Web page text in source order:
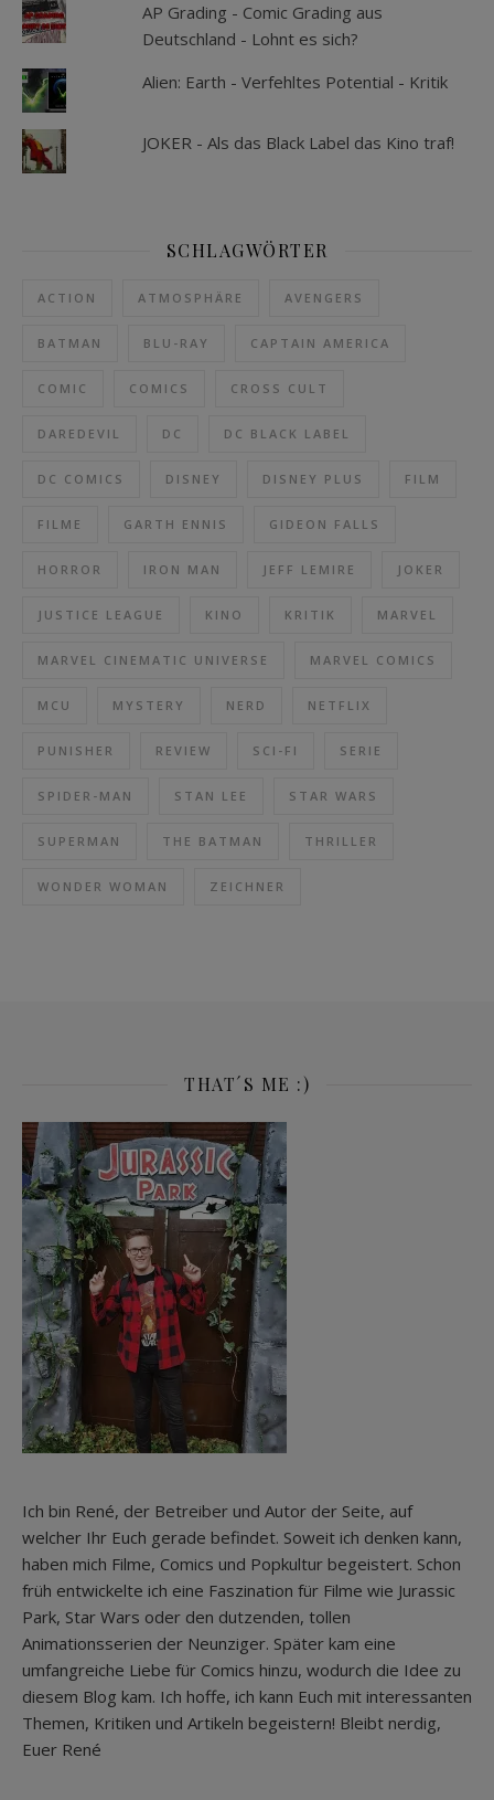
AP Grading - Comic Grading aus
Deutschland - Lohnt es sich?
Alien: Earth - Verfehltes Potential - Kritik
JOKER - Als das Black Label das Kino traf!
SCHLAGWÖRTER
ACTION ATMOSPHÄRE AVENGERS
BATMAN BLU-RAY CAPTAIN AMERICA
COMIC COMICS CROSS CULT
DAREDEVIL DC DC BLACK LABEL
DC COMICS DISNEY DISNEY PLUS FILM
FILME GARTH ENNIS GIDEON FALLS
HORROR IRON MAN JEFF LEMIRE JOKER
JUSTICE LEAGUE KINO KRITIK MARVEL
MARVEL CINEMATIC UNIVERSE MARVEL COMICS
MCU MYSTERY NERD NETFLIX
PUNISHER REVIEW SCI-FI SERIE
SPIDER-MAN STAN LEE STAR WARS
SUPERMAN THE BATMAN THRILLER
WONDER WOMAN ZEICHNER
THAT´S ME :)
Ich bin René, der Betreiber und Autor der Seite, auf
welcher Ihr Euch gerade befindet. Soweit ich denken kann,
haben mich Filme, Comics und Popkultur begeistert. Schon
früh entwickelte ich eine Faszination für Filme wie Jurassic
Park, Star Wars oder den dutzenden, tollen
Animationsserien der Neunziger. Später kam eine
umfangreiche Liebe für Comics hinzu, wodurch die Idee zu
diesem Blog kam. Ich hoffe, ich kann Euch mit interessanten
Themen, Kritiken und Artikeln begeistern! Bleibt nerdig,
Euer René